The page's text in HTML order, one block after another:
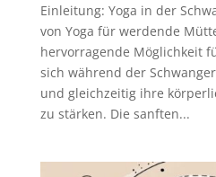
Einleitung: Yoga in der
von Yoga für werdende
hervorragende Möglichkeit
sich während der
und gleichzeitig ihre
zu stärken. Die sanften...